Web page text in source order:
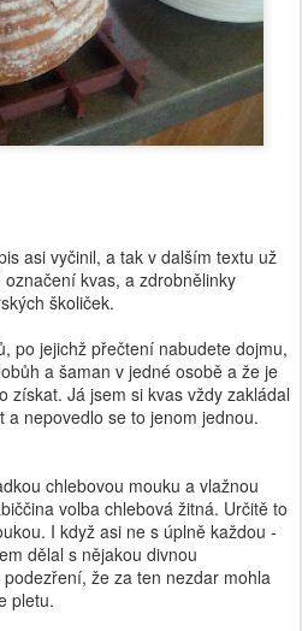
asi vyčinil, a tak v dalším textu už
kvas, a zdrobnělinky
školiček.
po jejichž přečtení nabudete dojmu,
a šaman v jedné osobě a že je
získat. Já jsem si kvas vždy zakládal
a nepovedlo se to jenom jednou.
chlebovou mouku a vlažnou
volba chlebová žitná. Určitě to
I když asi ne s úplně každou -
dělal s nějakou divnou
že za ten nezdar mohla
pletu.